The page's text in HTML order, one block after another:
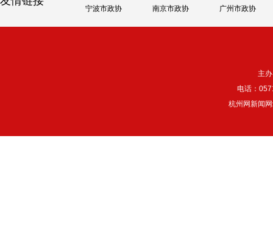
宁波市政协 南京市政协 广州市政协
主
电话：
杭州网新闻